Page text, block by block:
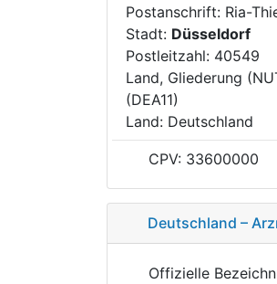
Postanschrift: Ria-
Stadt: Düsseldorf
Postleitzahl: 40549
Land, Gliederung
(DEA11)
Land: Deutschland
CPV: 33600000
Deutschland –
Offizielle